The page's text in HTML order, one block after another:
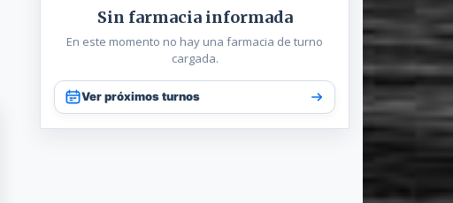
Sin farmacia informada
En este momento no hay una farmacia de turno
cargada.
Ver próximos turnos